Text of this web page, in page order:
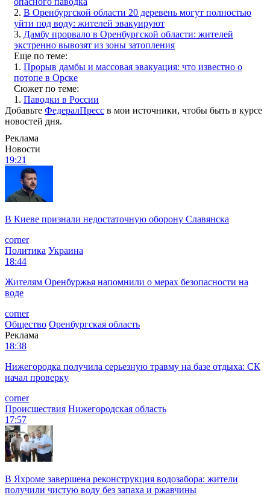
2. В Оренбургской области 20 деревень могут полностью
уйти под воду: жителей эвакуируют
3. Дамбу прорвало в Оренбургской области: жителей
экстренно вывозят из зоны затопления
Еще по теме:
1. Прорыв дамбы и массовая эвакуация: что известно о
потопе в Орске
Сюжет по теме:
1. Паводки в России
Добавьте ФедералПресс в мои источники, чтобы быть в курсе
новостей дня.
Реклама
Новости
19:21
В Киеве признали недостаточную оборону Славянска
corner
Политика Украина
18:44
Жителям Оренбуржья напомнили о мерах безопасности на
воде
corner
Общество Оренбургская область
Реклама
18:38
Нижегородка получила серьезную травму на базе отдыха: СК
начал проверку
corner
Происшествия Нижегородская область
17:57
В Яхроме завершена реконструкция водозабора: жители
получили чистую воду без запаха и ржавчины